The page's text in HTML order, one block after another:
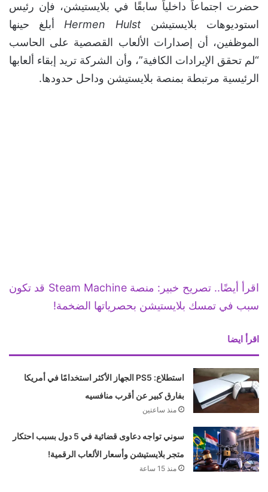
حضرت اجتماعاً داخلياً سابقًا في بلايستيشن، فإن رئيس
استوديوهات بلايستيشنHermen Hulstأبلغ حينها
الموظفين، أن إصدارات الألعاب القصصية على الحاسب
“لم تحقق الإيرادات الكافية”، وأن الشركة تريد إبقاء ألعابها
الرئيسية مرتبطة بمنصة بلايستيشن وداحل حدودها.
اقرأ أيضًا.. تصريح خبير: منصة Steam Machine قد تكون
سبب في تمسك بلايستيشن بحصرياتها الضخمة!
اقرأ ايضا
استطلاع: PS5 الجهاز الأكثر استخدامًا في أمريكا
بفارق كبير عن أقرب منافسيه
منذ ساعتين
سوني تواجه دعاوى قضائية في 5 دول بسبب احتكار
متجر بلايستيشن وأسعار الألعاب الرقمية!
منذ 15 ساعة